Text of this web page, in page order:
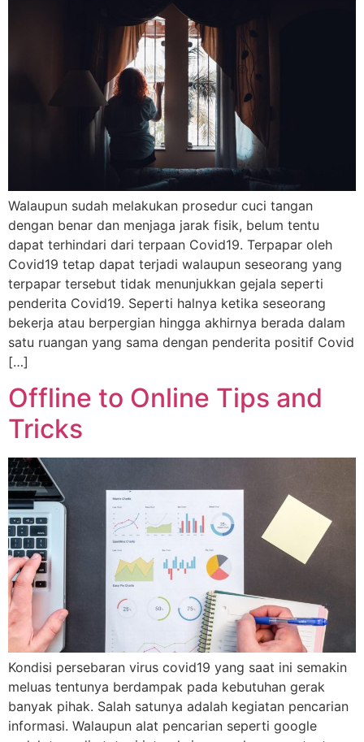
Walaupun sudah melakukan prosedur cuci tangan
dengan benar dan menjaga jarak fisik, belum tentu
dapat terhindari dari terpaan Covid19. Terpapar oleh
Covid19 tetap dapat terjadi walaupun seseorang yang
terpapar tersebut tidak menunjukkan gejala seperti
penderita Covid19. Seperti halnya ketika seseorang
bekerja atau berpergian hingga akhirnya berada dalam
satu ruangan yang sama dengan penderita positif Covid
[…]
Offline to Online Tips and
Tricks
Kondisi persebaran virus covid19 yang saat ini semakin
meluas tentunya berdampak pada kebutuhan gerak
banyak pihak. Salah satunya adalah kegiatan pencarian
informasi. Walaupun alat pencarian seperti google